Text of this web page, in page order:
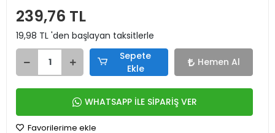
239,76 TL
19,98 TL 'den başlayan taksitlerle
Sepete
Ekle
Hemen Al
WHATSAPP İLE SİPARİŞ VER
Favorilerime ekle